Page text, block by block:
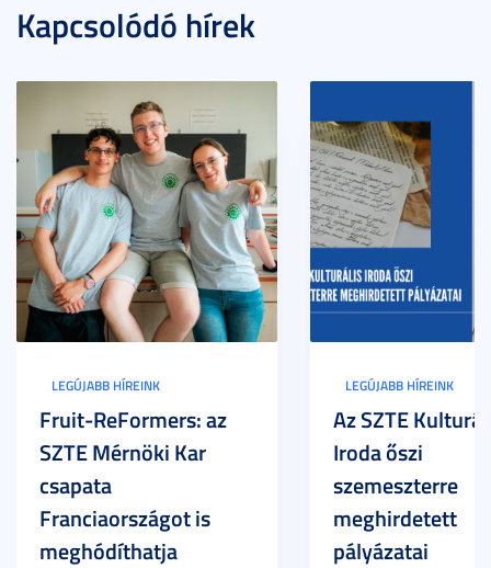
Kapcsolódó hírek
LEGÚJABB HÍREINK
Fruit-ReFormers: az
SZTE Mérnöki Kar
csapata
Franciaországot is
meghódíthatja
LEGÚJABB HÍREINK
Az SZTE
Iroda őszi
szemeszterre
meghirdetett
pályázatai